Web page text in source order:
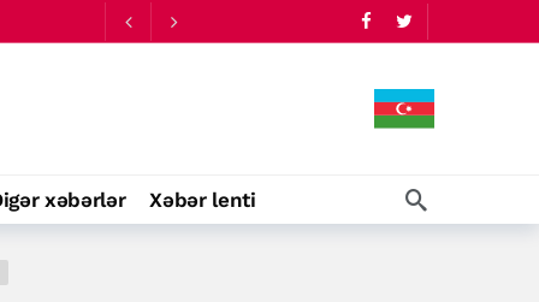
xəbərlər Xəbər lenti